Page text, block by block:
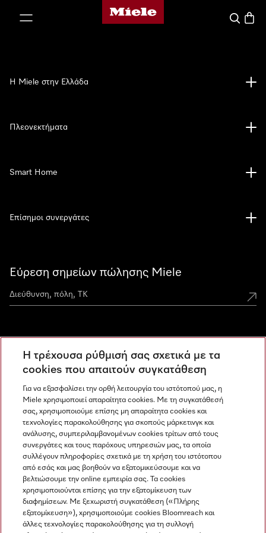
Αρχική σελίδα της Miele
Εύρεση σημείων πώλησης Miele
Ανακαλύψτε τα Miele Experience Center
Newsletter
Η Miele στην Ελλάδα
Πλεονεκτήματα
Smart Home
Επίσημοι συνεργάτες
Miele στο Instagram
Miele στο Facebook
Miele στο Youtube
Η τρέχουσα ρύθμισή σας σχετικά με τα
cookies που απαιτούν συγκατάθεση
Για να εξασφαλίσει την ορθή λειτουργία του ιστότοπού μας, η
Miele χρησιμοποιεί απαραίτητα cookies. Με τη συγκατάθεσή
σας, χρησιμοποιούμε επίσης μη απαραίτητα cookies και
τεχνολογίες παρακολούθησης για σκοπούς μάρκετινγκ και
ανάλυσης, συμπεριλαμβανομένων cookies τρίτων από τους
συνεργάτες και τους παρόχους υπηρεσιών μας, τα οποία
συλλέγουν πληροφορίες σχετικά με τη χρήση του ιστότοπου
από εσάς και μας βοηθούν να εξατομικεύσουμε και να
βελτιώσουμε την online εμπειρία σας. Τα cookies
χρησιμοποιούνται επίσης για την εξατομίκευση των
διαφημίσεων. Με ξεχωριστή συγκατάθεση («Πλήρης
εξατομίκευση»), χρησιμοποιούμε cookies Bloomreach και
άλλες τεχνολογίες παρακολούθησης για τη συλλογή